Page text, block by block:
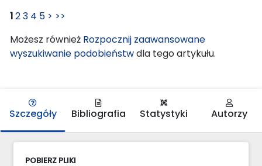
123 4 5 > >>
Możesz również Rozpocznij zaawansowane
wyszukiwanie podobieństwdla tego artykułu.
Szczegóły Bibliografia Statystyki Autorzy
POBIERZ PLIKI